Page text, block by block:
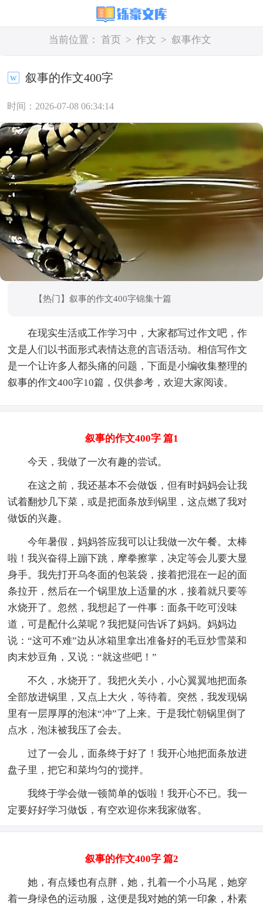
当前位置： 首页 > 作文 > 叙事作文
叙事的作文400字
时间：2026-07-08 06:34:14
【热门】叙事的作文400字锦集十篇
在现实生活或工作学习中，大家都写过作文吧，作
文是人们以书面形式表情达意的言语活动。相信写作文
是一个让许多人都头痛的问题，下面是小编收集整理的
叙事的作文400字10篇，仅供参考，欢迎大家阅读。
叙事的作文400字 篇1
今天，我做了一次有趣的尝试。
在这之前，我还基本不会做饭，但有时妈妈会让我
试着翻炒几下菜，或是把面条放到锅里，这点燃了我对
做饭的兴趣。
今年暑假，妈妈答应我可以让我做一次午餐。太棒
啦！我兴奋得上蹦下跳，摩拳擦掌，决定等会儿要大显
身手。我先打开乌冬面的包装袋，接着把混在一起的面
条拉开，然后在一个锅里放上适量的水，接着就只要等
水烧开了。忽然，我想起了一件事：面条干吃可没味
道，可是配什么菜呢？我把疑问告诉了妈妈。妈妈边
说：“这可不难”边从冰箱里拿出准备好的毛豆炒雪菜和
肉末炒豆角，又说：“就这些吧！”
不久，水烧开了。我把火关小，小心翼翼地把面条
全部放进锅里，又点上大火，等待着。突然，我发现锅
里有一层厚厚的泡沫“冲”了上来。于是我忙朝锅里倒了
点水，泡沫被我压了会去。
过了一会儿，面条终于好了！我开心地把面条放进
盘子里，把它和菜均匀的'搅拌。
我终于学会做一顿简单的饭啦！我开心不已。我一
定要好好学习做饭，有空欢迎你来我家做客。
叙事的作文400字 篇2
她，有点矮也有点胖，她，扎着一个小马尾，她穿
着一身绿色的运动服，这便是我对她的第一印象，朴素